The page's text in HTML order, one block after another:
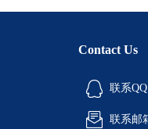
Contact Us
联系
联系邮